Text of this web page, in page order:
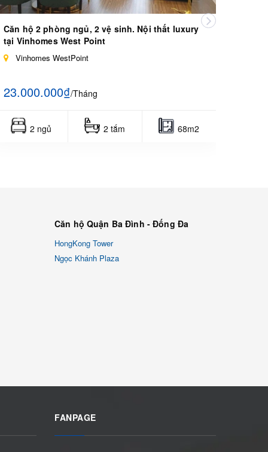
Căn hộ 2 phòng ngủ, 2 vệ sinh. Nội thất luxury
tại Vinhomes West Point
Vinhomes WestPoint
23.000.000₫/Tháng
2 ngủ 2 tắm 68m2
Căn hộ Quận Ba Đình - Đống Đa
HongKong Tower
Ngọc Khánh Plaza
FANPAGE